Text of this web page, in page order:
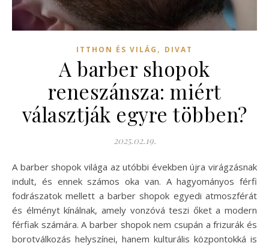
ITTHON ÉS VILÁG , DIVAT
A barber shopok
reneszánsza: miért
választják egyre többen?
2025.02.19.
A barber shopok világa az utóbbi években újra virágzásnak
indult, és ennek számos oka van. A hagyományos férfi
fodrászatok mellett a barber shopok egyedi atmoszférát
és élményt kínálnak, amely vonzóvá teszi őket a modern
férfiak számára. A barber shopok nem csupán a frizurák és
borotválkozás helyszínei, hanem kulturális központokká is